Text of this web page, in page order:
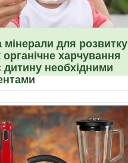
мінерали для розвитку
харчування
дитину необхідними